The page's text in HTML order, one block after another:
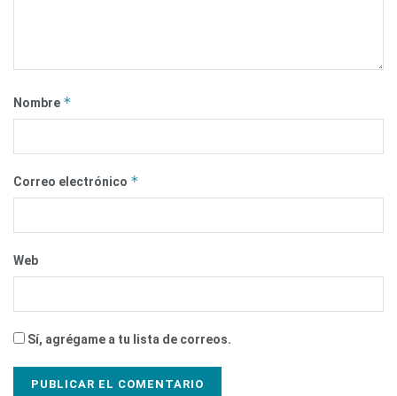
Nombre *
Correo electrónico *
Web
Sí, agrégame a tu lista de correos.